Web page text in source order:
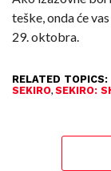
teške, onda će
29. oktobra.
RELATED TOPICS:
SEKIRO, SEKIRO: